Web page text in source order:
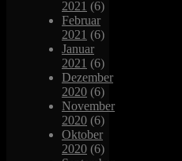
2021 (6)
Februar
2021 (6)
Januar
2021 (6)
Dezember
2020 (6)
November
2020 (6)
Oktober
2020 (6)